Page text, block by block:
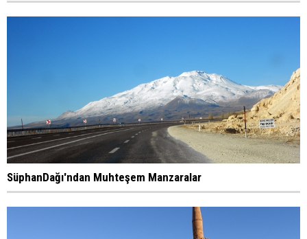
SüphanDağı'ndan Muhteşem Manzaralar